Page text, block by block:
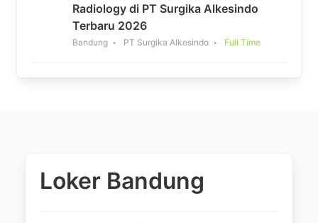
Radiology di PT Surgika Alkesindo
Terbaru 2026
Bandung PT Surgika Alkesindo Full Time
Loker Bandung